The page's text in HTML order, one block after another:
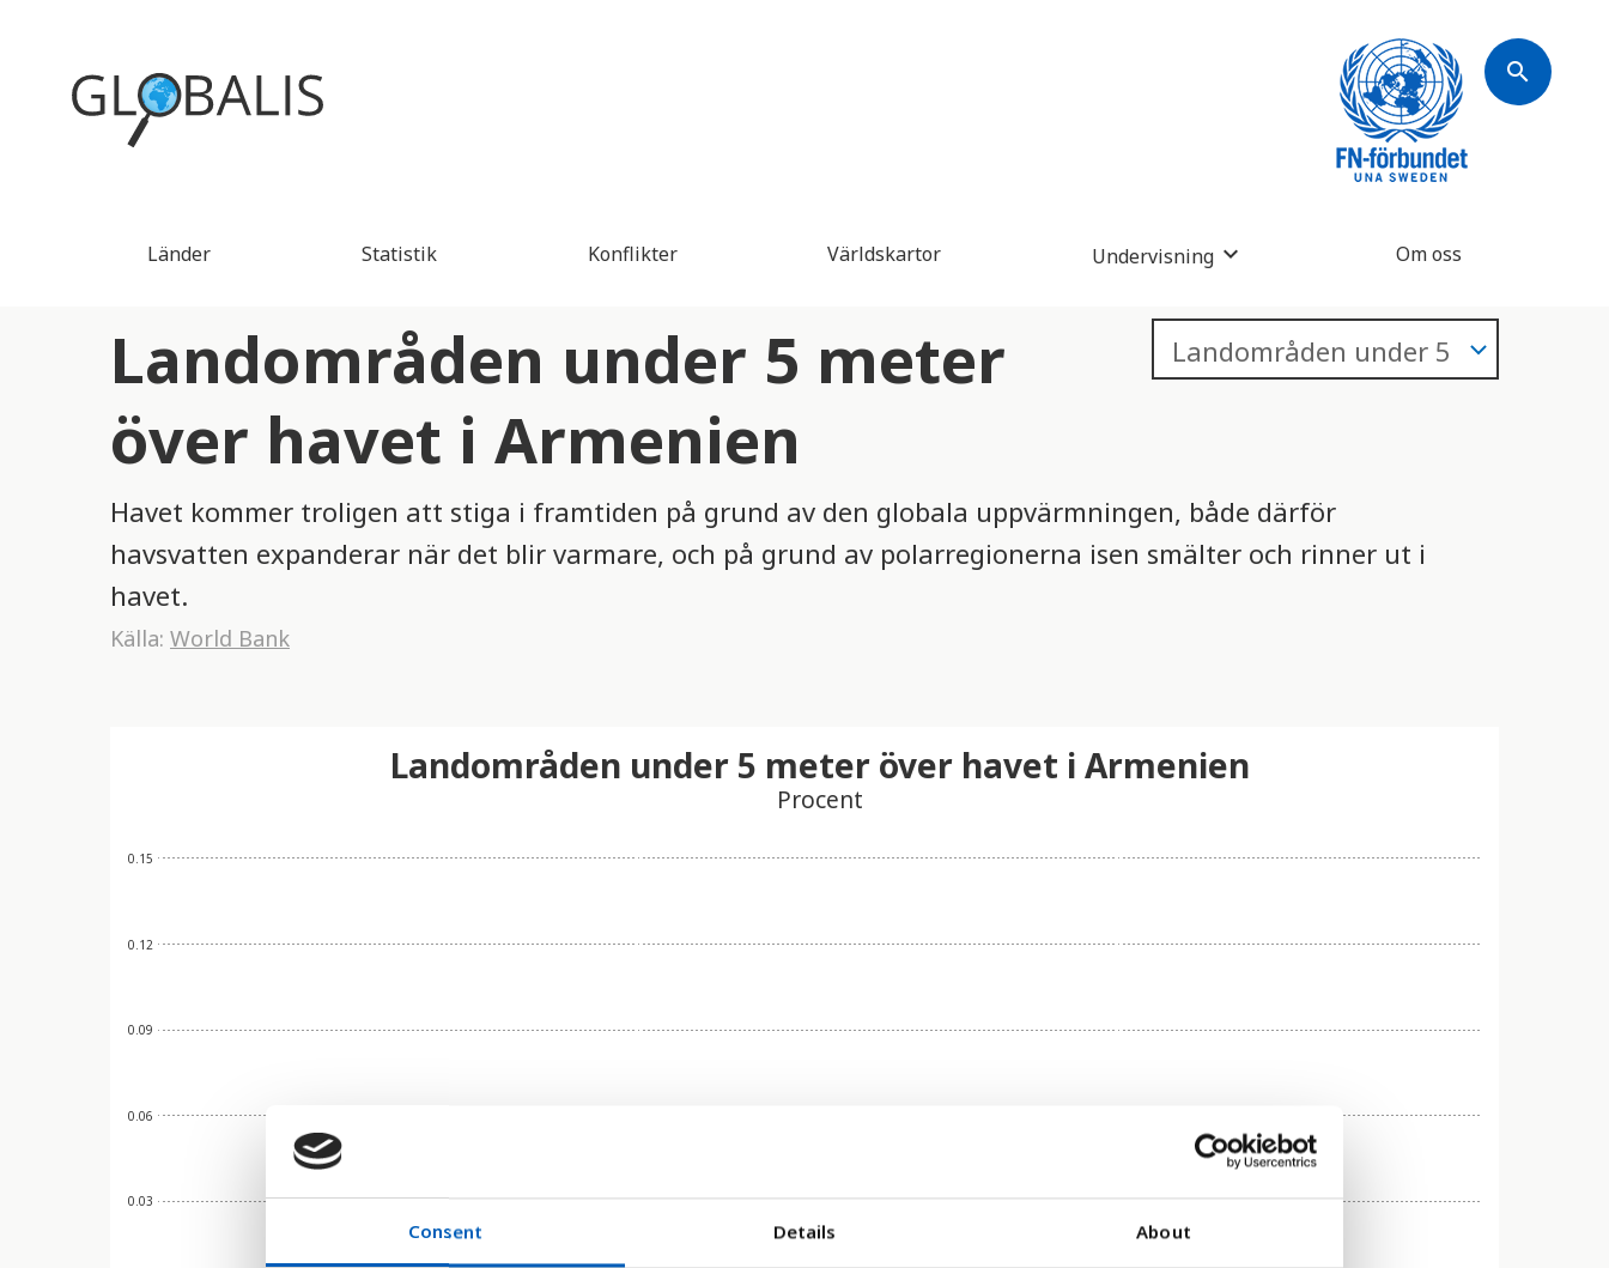
Consent Details About
search
Länder Statistik Konflikter Världskartor Undervisning Om oss
Landområden under 5 meter
över havet i Armenien
Havet kommer troligen att stiga i framtiden på grund av den globala uppvärmningen, både därför
havsvatten expanderar när det blir varmare, och på grund av polarregionerna isen smälter och rinner ut i
havet.
Källa: World Bank
0.03
0.06
0.09
0.12
0.15
Landområden under 5 meter över havet i Armenien
Procent